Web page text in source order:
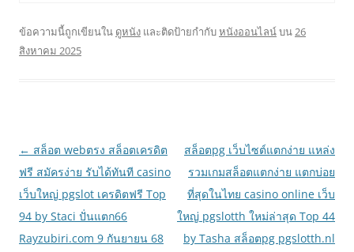
ข้อความนี้ถูกเขียนใน ดูหนัง และติดป้ายกำกับหนังออนไลน์บน26
สิงหาคม 2025
เมนู
นำทาง
เรื่อง
← สล็อต webตรง สล็อตเครดิต
ฟรี สมัครง่าย รับได้ทันที casino
เว็บใหญ่ pgslot เครดิตฟรี Top
94 by Staci ปั่นแตก66
Rayzubiri.com 9 กันยายน 68
สล็อตpg เว็บไซต์แตกง่าย แหล่ง
รวมเกมสล็อตแตกง่าย แตกบ่อย
ที่สุดในไทย casino online เว็บ
ใหญ่ pgslotth ใหม่ล่าสุด Top 44
by Tasha สล็อตpg pgslotth.nl